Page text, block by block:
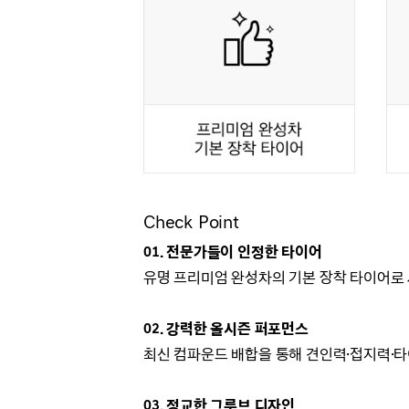
Check Point
01.전문가들이 인정한 타이어
유명 프리미엄 완성차의 기본 장착 타이어
02. 강력한 올시즌 퍼포먼스
최신 컴파운드 배합을 통해 견인력·접지력·
03. 정교한 그루브 디자인